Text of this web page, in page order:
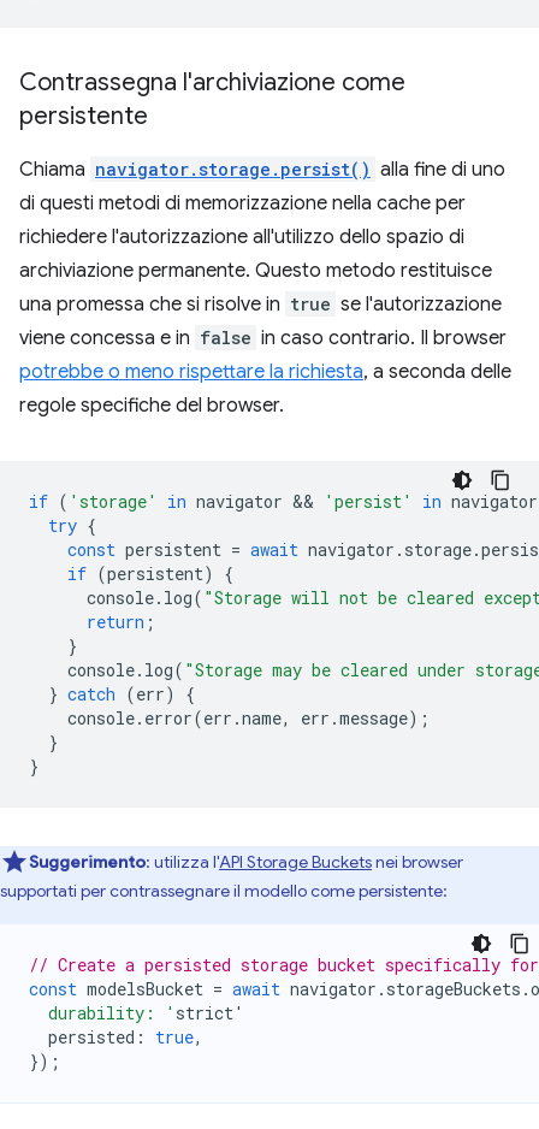
Contrassegna l'archiviazione come
persistente
Chiama navigator.storage.persist() alla fine di uno
di questi metodi di memorizzazione nella cache per
richiedere l'autorizzazione all'utilizzo dello spazio di
archiviazione permanente. Questo metodo restituisce
una promessa che si risolve in true se l'autorizzazione
viene concessa e in false in caso contrario. Il browser
potrebbe o meno rispettare la richiesta, a seconda delle
regole specifiche del browser.
if ( 'storage' in navigator && 'persist' in navigator
try {
const persistent = await navigator . storage.
if (persistent)
{
console. log( "Storage will not be cleared
return ;
}
console. log( "Storage may be cleared under
} catch (err)
{
console. error(err .name, err .message);
}
}
Suggerimento: utilizza l'API Storage Bucketsnei browser
supportati per contrassegnare il modello come persistente:
// Create a persisted storage bucket specifically for
const modelsBucket = await navigator . storageBuckets .
  durability: '
strict'
persisted : true,
});